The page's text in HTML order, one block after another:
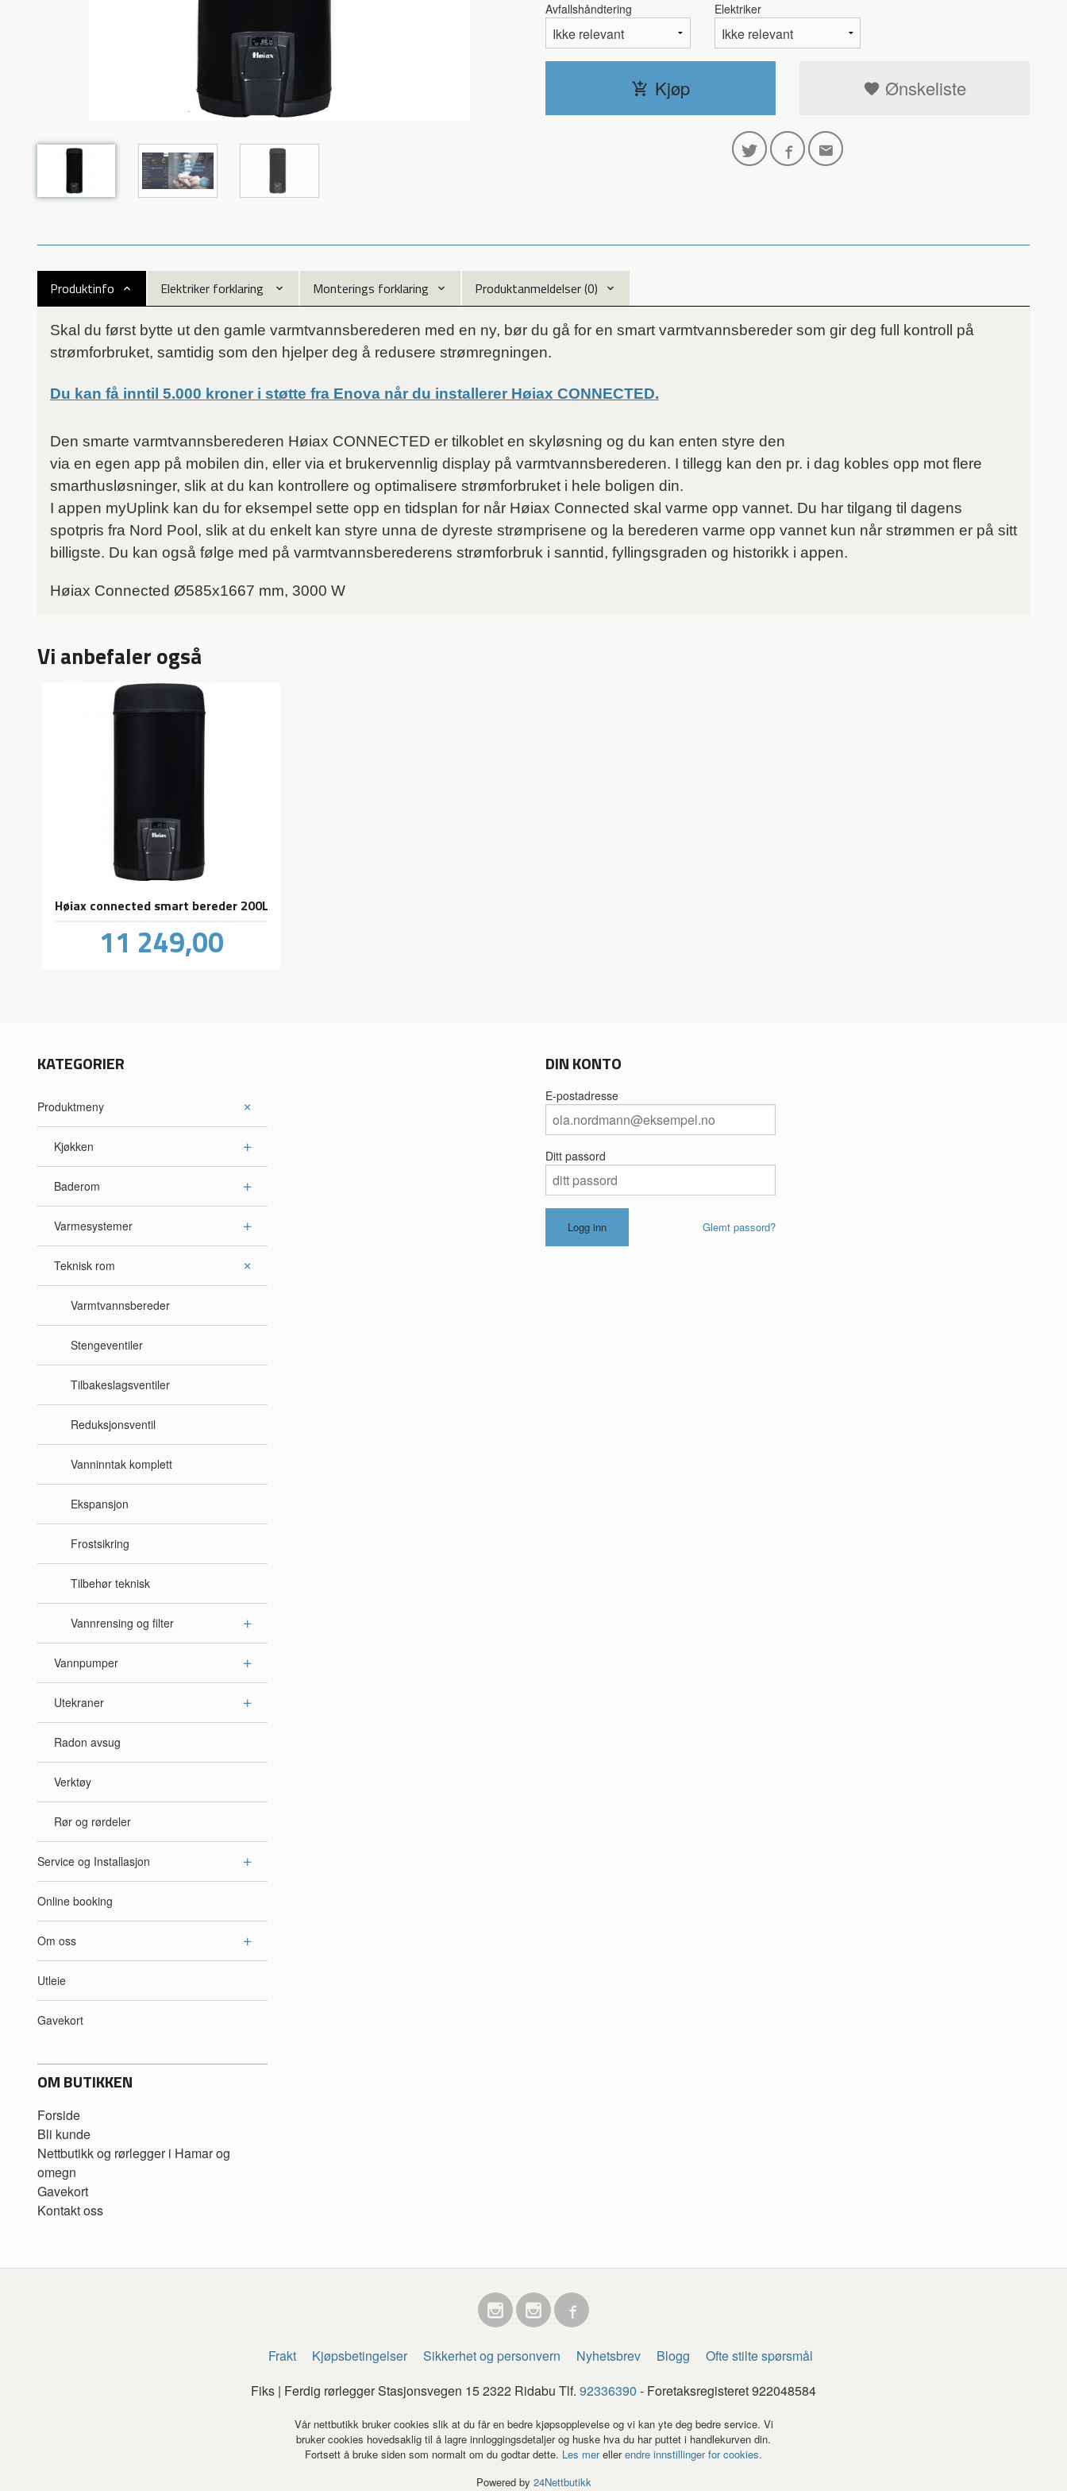
Avfallshåndtering Elektriker
Kjøp Ønskeliste
Produktinfo Elektriker forklaring Monterings forklaring Produktanmeldelser (0)
Skal du først bytte ut den gamle varmtvannsberederen med en ny, bør du gå for en smart varmtvannsbereder som gir deg full kontroll på
strømforbruket, samtidig som den hjelper deg å redusere strømregningen.
Du kan få inntil 5.000 kroner i støtte fra Enova når du installerer Høiax CONNECTED.
Den smarte varmtvannsberederen Høiax CONNECTED er tilkoblet en skyløsning og du kan enten styre den
via en egen app på mobilen din, eller via et brukervennlig display på varmtvannsberederen. I tillegg kan den pr. i dag kobles opp mot flere
smarthusløsninger, slik at du kan kontrollere og optimalisere strømforbruket i hele boligen din.
I appen myUplink kan du for eksempel sette opp en tidsplan for når Høiax Connected skal varme opp vannet. Du har tilgang til dagens
spotpris fra Nord Pool, slik at du enkelt kan styre unna de dyreste strømprisene og la berederen varme opp vannet kun når strømmen er på sitt
billigste. Du kan også følge med på varmtvannsberederens strømforbruk i sanntid, fyllingsgraden og historikk i appen.
Høiax Connected Ø585x1667 mm, 3000 W
Vi anbefaler også
Høiax connected smart bereder 200L
Pris
11 249,00mva.
KATEGORIER
Produktmeny
Kjøkken
Baderom
Varmesystemer
Teknisk rom
Varmtvannsbereder
Stengeventiler
Tilbakeslagsventiler
Reduksjonsventil
Vanninntak komplett
Ekspansjon
Frostsikring
Tilbehør teknisk
Vannrensing og filter
Vannpumper
Utekraner
Radon avsug
Verktøy
Rør og rørdeler
Service og Installasjon
Online booking
Om oss
Utleie
Gavekort
OM BUTIKKEN
Forside
Bli kunde
Nettbutikk og rørlegger i Hamar og
omegn
Gavekort
Kontakt oss
DIN KONTO
E-postadresse
Ditt passord
Glemt passord?
Frakt Kjøpsbetingelser Sikkerhet og personvern Nyhetsbrev Blogg
Ofte stilte spørsmål
Fiks | Ferdig rørlegger Stasjonsvegen 15 2322 Ridabu Tlf. 92336390 - Foretaksregisteret 922048584
Vår nettbutikk bruker cookies slik at du får en bedre kjøpsopplevelse og vi kan yte deg bedre service. Vi
bruker cookies hovedsaklig til å lagre innloggingsdetaljer og huske hva du har puttet i handlekurven din.
Fortsett å bruke siden som normalt om du godtar dette. Les merellerendre innstillinger for cookies.
Powered by 24Nettbutikk